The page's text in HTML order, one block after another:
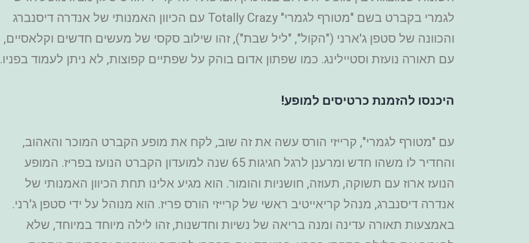
לגמרי בקברט בשם "מטורף לגמרי" Totally Crazy עם הכיוון האמנותי של אנדרה דיסנברג
והכוונה של סטפן ג'ארני ("הקול", "ליל שבת"), זהו שילוב סקסי של מעשים חדשים וקלאסיים,
עם תאורה נועזת וסטיילינג. כמו שפתון אדום בוהק על שפתיים קפוצות, לא ניתן לעמוד בפניו.
היכנסו להזמנת כרטיסים למופע!
עם "מטורף לגמרי", קרייזי הורס עשה את זה שוב, לקח את מופע הקברט המוכר והאהוב,
והחדיר לו משהו חדש ומרענן לרגל חגיגות 65 שנה למועדון הקברט הנועז בפריז. המופע
הנועז ארוז עם תשוקה, תעוזה, חושניות והומור. הוא מגיע אלינו תחת הכיוון האמנותי של
אנדרה דיסנברג, מנהל קריאייטיב ראשי של קרייזי הורס פריז. הוא מנוהל על ידי סטפן ג'רני.
באמצעות תאורה עדינה ומנה בריאה של נשיות וחדשנות, זהו לילה מיוחד במיוחד, שלא